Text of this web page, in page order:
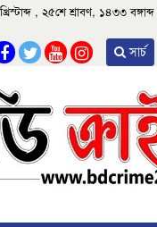
, ২৫শে শ্রাবণ, ১৪৩৩
সার্চ